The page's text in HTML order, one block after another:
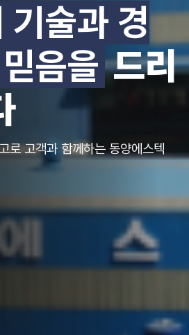
술과 경
믿음을드리
로 고객과 함께하는 동양에스텍